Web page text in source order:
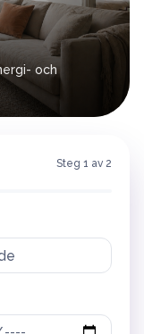
och
Steg 1 av 2